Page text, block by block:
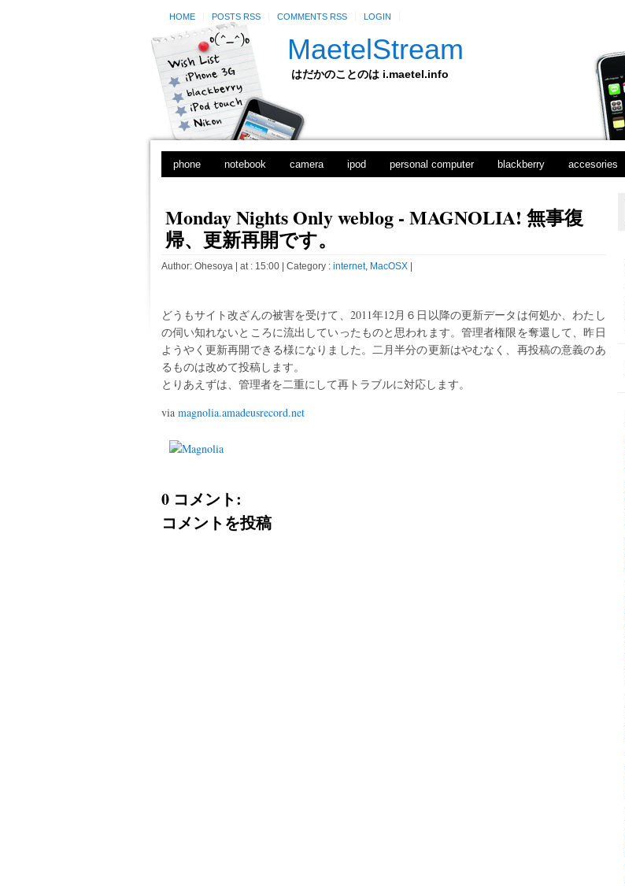
HOME POSTS RSS COMMENTS RSS LOGIN
MaetelStream
はだかのことのは i.maetel.info
phone notebook camera ipod personal computer blackberry accesories
Monday Nights Only weblog - MAGNOLIA! 無事復
帰、更新再開です。
Author: Ohesoya| at : 15:00 | Category : internet, MacOSX
どうもサイト改ざんの被害を受けて、2011年12月６日以降の更新データは何処か、わたし
の伺い知れないところに流出していったものと思われます。管理者権限を奪還して、昨日
ようやく更新再開できる様になりました。二月半分の更新はやむなく、再投稿の意義のあ
るものは改めて投稿します。
とりあえずは、管理者を二重にして再トラブルに対応します。
via magnolia.amadeusrecord.net
0 コメント:
コメントを投稿
稿